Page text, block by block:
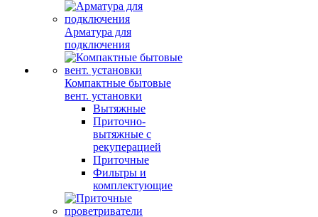
Арматура для
подключения
Компактные бытовые
вент. установки
Вытяжные
Приточно-
вытяжные с
рекуперацией
Приточные
Фильтры и
комплектующие